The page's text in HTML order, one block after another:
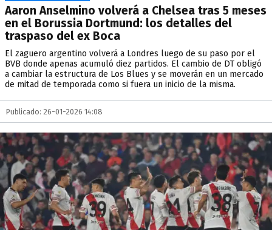
Aaron Anselmino volverá a Chelsea tras 5 meses
en el Borussia Dortmund: los detalles del
traspaso del ex Boca
El zaguero argentino volverá a Londres luego de su paso por el
BVB donde apenas acumuló diez partidos. El cambio de DT obligó
a cambiar la estructura de Los Blues y se moverán en un mercado
de mitad de temporada como si fuera un inicio de la misma.
Publicado: 26-01-2026 14:08